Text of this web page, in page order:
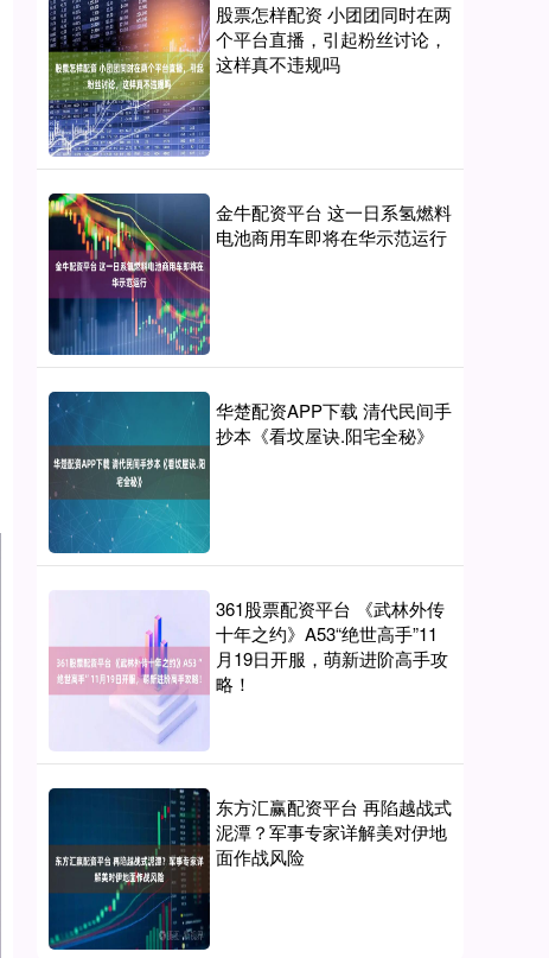
股票怎样配资 小团团同时在两
个平台直播，引起粉丝讨论，
这样真不违规吗
金牛配资平台 这一日系氢燃料
电池商用车即将在华示范运行
华楚配资APP下载 清代民间手
抄本《看坟屋诀.阳宅全秘》
361股票配资平台 《武林外传
十年之约》A53“绝世高手”11
月19日开服，萌新进阶高手攻
略！
东方汇赢配资平台 再陷越战式
泥潭？军事专家详解美对伊地
面作战风险